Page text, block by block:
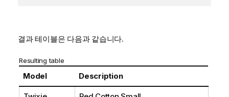
결과 테이블은 다음과 같습니다.
Resulting table
Model Description